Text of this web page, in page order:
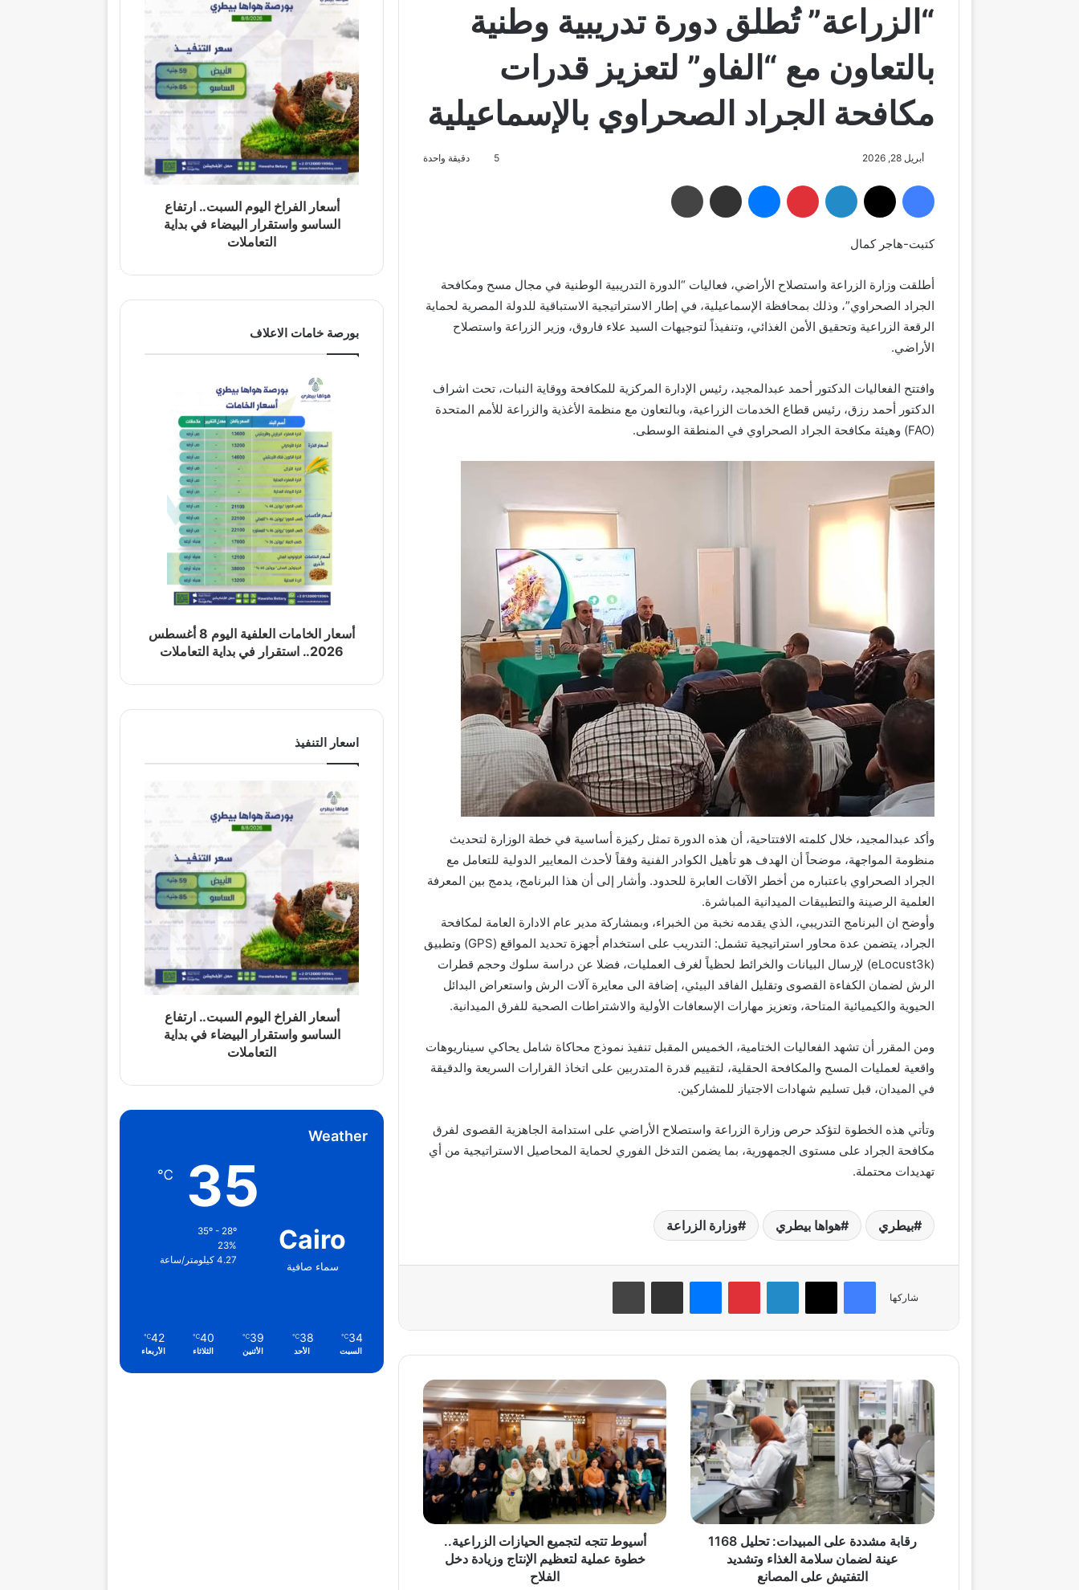
“الزراعة” تُطلق دورة تدريبية وطنية
بالتعاون مع “الفاو” لتعزيز قدرات
مكافحة الجراد الصحراوي بالإسماعيلية
أبريل 28, 2026 5 دقيقة واحدة
فيسبوك لينكدإن بينتيريست ماسنجر مشاركة عبر البريد
كتبت-هاجر كمال
أطلقت وزارة الزراعة واستصلاح الأراضي، فعاليات “الدورة التدريبية الوطنية في مجال مسح ومكافحة
الجراد الصحراوي”، وذلك بمحافظة الإسماعيلية، في إطار الاستراتيجية الاستباقية للدولة المصرية لحماية
الرقعة الزراعية وتحقيق الأمن الغذائي، وتنفيذاً لتوجيهات السيد علاء فاروق، وزير الزراعة واستصلاح
الأراضي.
وافتتح الفعاليات الدكتور أحمد عبدالمجيد، رئيس الإدارة المركزية للمكافحة ووقاية النبات، تحت اشراف
الدكتور أحمد رزق، رئيس قطاع الخدمات الزراعية، وبالتعاون مع منظمة الأغذية والزراعة للأمم المتحدة
(FAO) وهيئة مكافحة الجراد الصحراوي في المنطقة الوسطى.
وأكد عبدالمجيد، خلال كلمته الافتتاحية، أن هذه الدورة تمثل ركيزة أساسية في خطة الوزارة لتحديث
منظومة المواجهة، موضحاً أن الهدف هو تأهيل الكوادر الفنية وفقاً لأحدث المعايير الدولية للتعامل مع
الجراد الصحراوي باعتباره من أخطر الآفات العابرة للحدود. وأشار إلى أن هذا البرنامج، يدمج بين المعرفة
العلمية الرصينة والتطبيقات الميدانية المباشرة.
وأوضح ان البرنامج التدريبي، الذي يقدمه نخبة من الخبراء، وبمشاركة مدير عام الادارة العامة لمكافحة
الجراد، يتضمن عدة محاور استراتيجية تشمل: التدريب على استخدام أجهزة تحديد المواقع (GPS) وتطبيق
(eLocust3k) لإرسال البيانات والخرائط لحظياً لغرف العمليات، فضلا عن دراسة سلوك وحجم قطرات
الرش لضمان الكفاءة القصوى وتقليل الفاقد البيئي، إضافة الى معايرة آلات الرش واستعراض البدائل
الحيوية والكيميائية المتاحة، وتعزيز مهارات الإسعافات الأولية والاشتراطات الصحية للفرق الميدانية.
ومن المقرر أن تشهد الفعاليات الختامية، الخميس المقبل تنفيذ نموذج محاكاة شامل يحاكي سيناريوهات
واقعية لعمليات المسح والمكافحة الحقلية، لتقييم قدرة المتدربين على اتخاذ القرارات السريعة والدقيقة
في الميدان، قبل تسليم شهادات الاجتياز للمشاركين.
وتأتي هذه الخطوة لتؤكد حرص وزارة الزراعة واستصلاح الأراضي على استدامة الجاهزية القصوى لفرق
مكافحة الجراد على مستوى الجمهورية، بما يضمن التدخل الفوري لحماية المحاصيل الاستراتيجية من أي
تهديدات محتملة.
بيطري هواها بيطري وزارة الزراعة
شاركها
فيسبوك ‫X لينكدإن بينتيريستماسنجر مشاركة عبر البريد طباعة
رقابة
مشددة
على
المبيدات:
تحليل
1168
عينة
لضمان
سلامة
الغذاء
رقابة مشددة على المبيدات: تحليل 1168
عينة لضمان سلامة الغذاء وتشديد
التفتيش على المصانع
أسيوط
تتجه
لتجميع
الحيازات
الزراعية..
خطوة
عملية
لتعظيم
الإنتاج
وزيادةأسيوط تتجه لتجميع الحيازات الزراعية..
خطوة عملية لتعظيم الإنتاج وزيادة دخل
الفلاح
أسعار الفراخ اليوم السبت.. ارتفاع
الساسو واستقرار البيضاء في بداية
التعاملات
بورصة خامات الاعلاف
أسعار الخامات العلفية اليوم 8 أغسطس
2026.. استقرار في بداية التعاملات
اسعار التنفيذ
أسعار الفراخ اليوم السبت.. ارتفاع
الساسو واستقرار البيضاء في بداية
التعاملات
Weather
Cairo
سماء صافية
35
℃
23%
4.27 كيلومتر/ساعة
34
℃
السبت
38
℃
الأحد
39
℃
الأثنين
40
℃
الثلاثاء
42
℃
الأربعاء